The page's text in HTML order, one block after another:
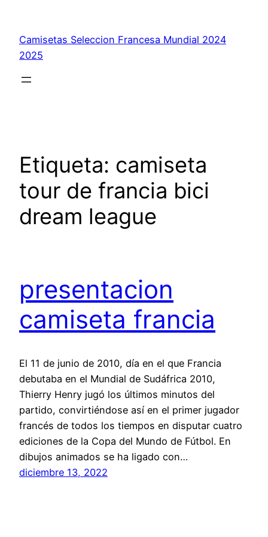
contenido
Camisetas Seleccion Francesa Mundial 2024
2025
Etiqueta: camiseta
tour de francia bici
dream league
presentacion
camiseta francia
El 11 de junio de 2010, día en el que Francia
debutaba en el Mundial de Sudáfrica 2010,
Thierry Henry jugó los últimos minutos del
partido, convirtiéndose así en el primer jugador
francés de todos los tiempos en disputar cuatro
ediciones de la Copa del Mundo de Fútbol. En
dibujos animados se ha ligado con…
diciembre 13, 2022